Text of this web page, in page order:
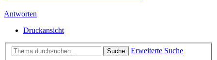
Antworten
Druckansicht
Suche
Erweiterte Suche